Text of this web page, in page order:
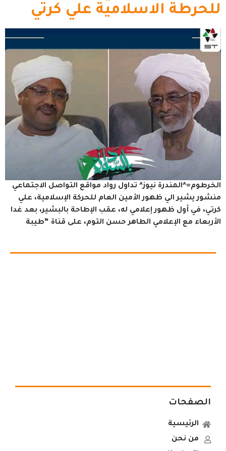
للحرطة الاسلامية علي كرتي
الخرطوم=^المندرة نيوز^ تداول رواد مواقع التواصل الاجتماعي
منشور يشير الي ظهور الأمين العام للحركة الإسلامية، علي
كرتي، في أول ظهور إعلامي له، عقب الإطاحة بالبشير، بعد غدا
الأربعاء مع الإعلامي الطاهر حسن التوم، على قناة “طيبة
الصفحات
الرئيسية
من نحن